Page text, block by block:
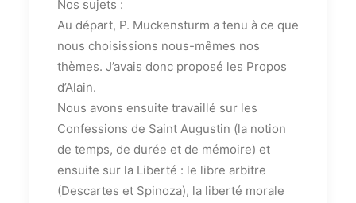
Nos sujets :
Au départ, P. Muckensturm a tenu à ce que
nous choisissions nous-mêmes nos
thèmes. J’avais donc proposé les Propos
d’Alain.
Nous avons ensuite travaillé sur les
Confessions de Saint Augustin (la notion
de temps, de durée et de mémoire) et
ensuite sur la Liberté : le libre arbitre
(Descartes et Spinoza), la liberté morale